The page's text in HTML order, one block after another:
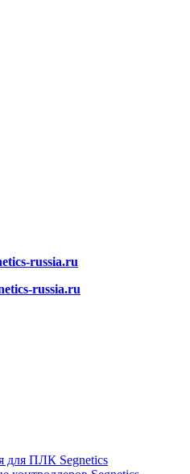
russia.ru
russia.ru
для ПЛК Segnetics